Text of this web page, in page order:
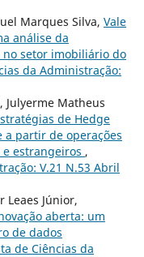
Marques Silva, Vale
análise da
setor imobiliário do
da Administração:
Julyerme Matheus
de Hedge
a partir de operações
estrangeiros ,
V.21 N.53 Abril
Leaes Júnior,
aberta: um
de dados
de Ciências da